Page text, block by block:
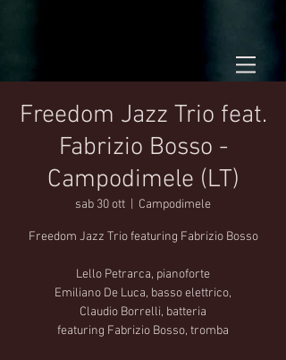
Freedom Jazz Trio feat.
Fabrizio Bosso -
Campodimele (LT)
sab 30 ott Campodimele
Freedom Jazz Trio featuring Fabrizio Bosso
Lello Petrarca, pianoforte
Emiliano De Luca, basso elettrico,
Claudio Borrelli, batteria
featuring Fabrizio Bosso, tromba